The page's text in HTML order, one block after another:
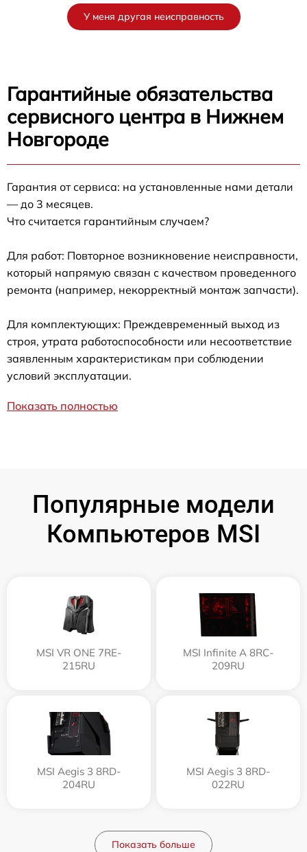
У меня другая неисправность
Гарантийные обязательства
сервисного центра в Нижнем
Новгороде
Гарантия от сервиса: на установленные нами детали
— до 3 месяцев.
Что считается гарантийным случаем?
Для работ: Повторное возникновение неисправности,
который напрямую связан с качеством проведенного
ремонта (например, некорректный монтаж запчасти).
Для комплектующих: Преждевременный выход из
строя, утрата работоспособности или несоответствие
заявленным характеристикам при соблюдении
условий эксплуатации.
Показать полностью
Популярные модели
Компьютеров MSI
MSI VR ONE 7RE-
215RU
MSI Infinite A 8RC-
209RU
MSI Aegis 3 8RD-
204RU
MSI Aegis 3 8RD-
022RU
Показать больше